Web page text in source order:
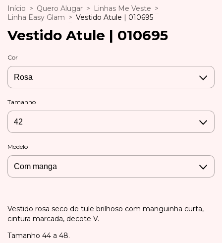
Início > Quero Alugar > Linhas Me Veste >
Linha Easy Glam > Vestido Atule | 010695
Vestido Atule | 010695
Cor
Tamanho
Modelo
Vestido rosa seco de tule brilhoso com manguinha curta,
cintura marcada, decote V.
Tamanho 44 a 48.